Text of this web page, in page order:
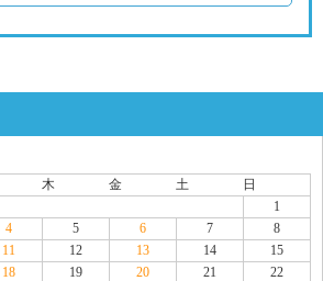
木 金 土
日
1
4 5 6 7
8
11 12 13 14
15
18 19 20 21
22